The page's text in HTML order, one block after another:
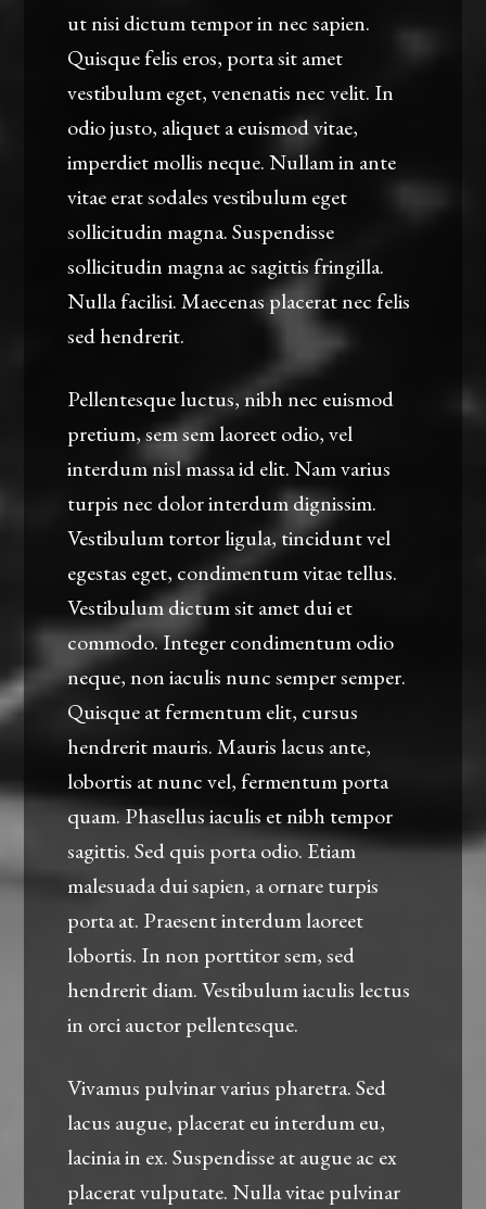
ut nisi dictum tempor in nec sapien.
Quisque felis eros, porta sit amet
vestibulum eget, venenatis nec velit. In
odio justo, aliquet a euismod vitae,
imperdiet mollis neque. Nullam in ante
vitae erat sodales vestibulum eget
sollicitudin magna. Suspendisse
sollicitudin magna ac sagittis fringilla.
Nulla facilisi. Maecenas placerat nec felis
sed hendrerit.
Pellentesque luctus, nibh nec euismod
pretium, sem sem laoreet odio, vel
interdum nisl massa id elit. Nam varius
turpis nec dolor interdum dignissim.
Vestibulum tortor ligula, tincidunt vel
egestas eget, condimentum vitae tellus.
Vestibulum dictum sit amet dui et
commodo. Integer condimentum odio
neque, non iaculis nunc semper semper.
Quisque at fermentum elit, cursus
hendrerit mauris. Mauris lacus ante,
lobortis at nunc vel, fermentum porta
quam. Phasellus iaculis et nibh tempor
sagittis. Sed quis porta odio. Etiam
malesuada dui sapien, a ornare turpis
porta at. Praesent interdum laoreet
lobortis. In non porttitor sem, sed
hendrerit diam. Vestibulum iaculis lectus
in orci auctor pellentesque.
Vivamus pulvinar varius pharetra. Sed
lacus augue, placerat eu interdum eu,
lacinia in ex. Suspendisse at augue ac ex
placerat vulputate. Nulla vitae pulvinar